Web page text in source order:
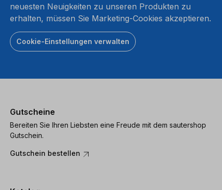
neuesten Neuigkeiten zu unseren Produkten zu
erhalten, müssen Sie Marketing-Cookies akzeptieren.
Cookie-Einstellungen verwalten
Gutscheine
Bereiten Sie Ihren Liebsten eine Freude mit dem sautershop
Gutschein.
Gutschein bestellen